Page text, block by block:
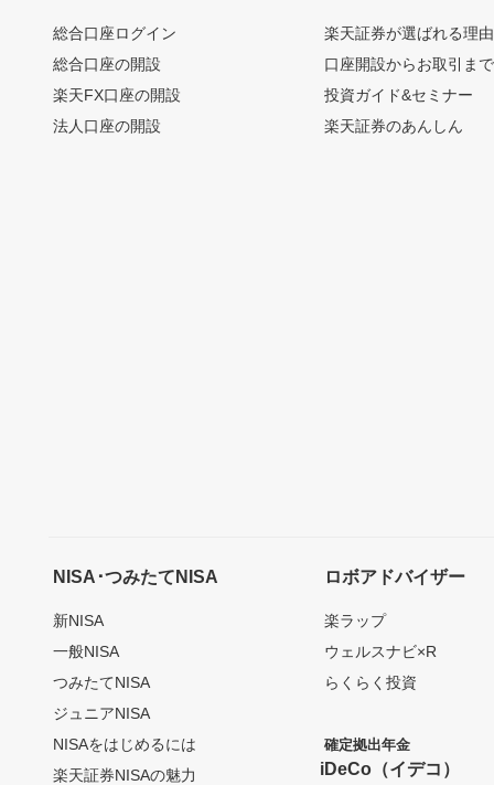
総合口座ログイン
総合口座の開設
楽天FX口座の開設
法人口座の開設
楽天証券が選ばれる理由
口座開設からお取引ま
投資ガイド&セミナー
楽天証券のあんしん
NISA･つみたてNISA
新NISA
一般NISA
つみたてNISA
ジュニアNISA
NISAをはじめるには
楽天証券NISAの魅力
ロボアドバイザー
楽ラップ
ウェルスナビ×R
らくらく投資
確定拠出年金
iDeCo（イデコ）